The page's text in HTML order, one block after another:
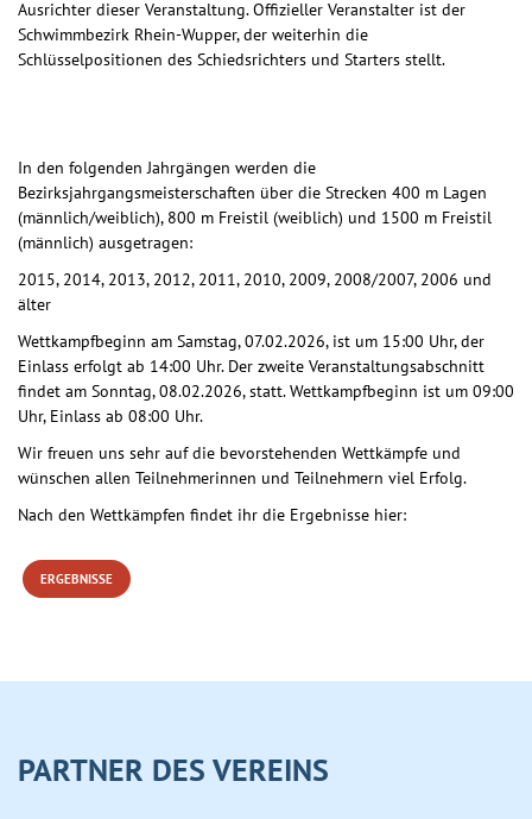
Ausrichter dieser Veranstaltung. Offizieller Veranstalter ist der
Schwimmbezirk Rhein-Wupper, der weiterhin die
Schlüsselpositionen des Schiedsrichters und Starters stellt.
In den folgenden Jahrgängen werden die
Bezirksjahrgangsmeisterschaften über die Strecken 400 m Lagen
(männlich/weiblich), 800 m Freistil (weiblich) und 1500 m Freistil
(männlich) ausgetragen:
2015, 2014, 2013, 2012, 2011, 2010, 2009, 2008/2007, 2006 und
älter
Wettkampfbeginn am Samstag, 07.02.2026, ist um 15:00 Uhr, der
Einlass erfolgt ab 14:00 Uhr. Der zweite Veranstaltungsabschnitt
findet am Sonntag, 08.02.2026, statt. Wettkampfbeginn ist um 09:00
Uhr, Einlass ab 08:00 Uhr.
Wir freuen uns sehr auf die bevorstehenden Wettkämpfe und
wünschen allen Teilnehmerinnen und Teilnehmern viel Erfolg.
Nach den Wettkämpfen findet ihr die Ergebnisse hier:
ERGEBNISSE
PARTNER DES VEREINS